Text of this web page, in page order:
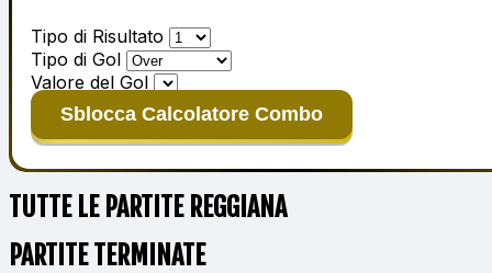
Tipo di Risultato
Tipo di Gol
Valore del Gol
Sblocca Calcolatore Combo
TUTTE LE PARTITE REGGIANA
PARTITE TERMINATE